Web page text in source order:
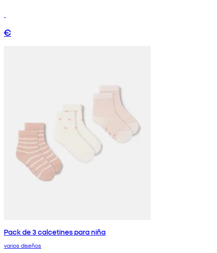
€
Pack de 3 calcetines para niña
varios diseños